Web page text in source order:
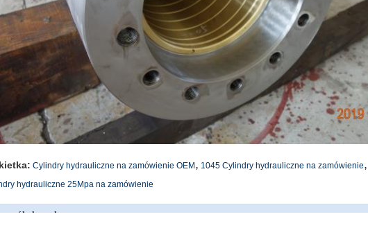
Cylindry hydrauliczne na zamówienie OEM , 1045 Cylindry hydrauliczne na zamówienie,
hydrauliczne 25Mpa na zamówienie
kontaktu